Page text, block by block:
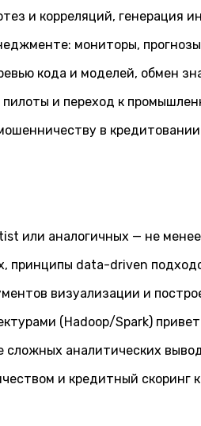
и корреляций, генерация
мониторы,
кода и моделей, обмен
пилоты и переход к
в
или аналогичных — не
принципы data-driven
визуализации и
(Hadoop/Spark)
аналитических
и кредитный скоринг